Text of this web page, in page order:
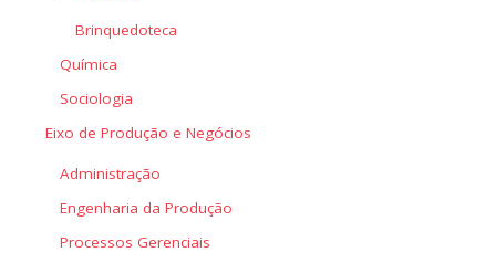
Brinquedoteca
Química
Sociologia
Eixo de Produção e Negócios
Administração
Engenharia da Produção
Processos Gerenciais